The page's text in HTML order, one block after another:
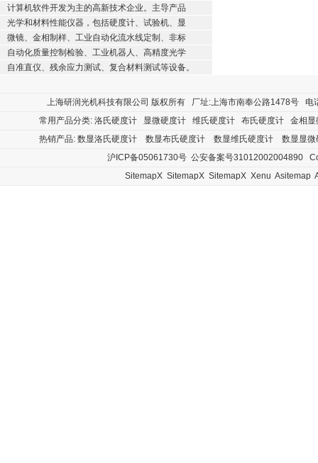
计算机软件开发为主的高新技术企业。主导产品
光学和材料性能仪器，包括硬度计、试验机、显
微镜、金相制样、工业自动化流水线定制、非标
自动化质量控制检验、工业机器人、高精度光学
自准直仪、残余应力测试、复合材料测试等设备。
上海研润光机科技有限公司 版权所有 厂址:上海市南奉公路1478号
常用产品分类: 洛氏硬度计 显微硬度计 维氏硬度计 布氏硬度计
金相显
热销产品: 数显洛氏硬度计 数显布氏硬度计 数显维氏硬度计
数显显微
沪ICP备05061730号 公安备案号31012002004890
SitemapX SitemapX SitemapX Xenu Asitemap